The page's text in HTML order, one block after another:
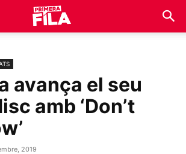
avança el seu
amb ‘Don’t
2019